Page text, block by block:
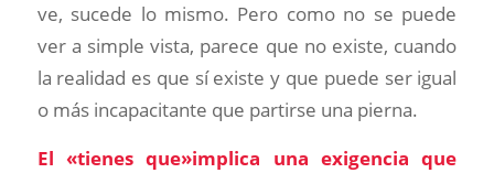
ve, sucede lo mismo. Pero como no se puede
ver a simple vista, parece que no existe, cuando
la realidad es que sí existe y que puede ser igual
o más incapacitante que partirse una pierna.
El «tienes que»implica una exigencia que